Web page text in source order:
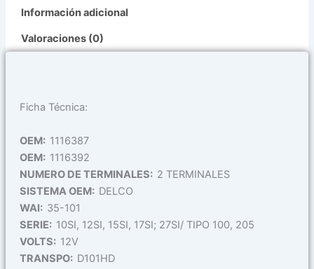
Información adicional
Valoraciones (0)
Ficha Técnica:
OEM: 1116387
OEM: 1116392
NUMERO DE TERMINALES: 2 TERMINALES
SISTEMA OEM: DELCO
WAI: 35-101
SERIE: 10SI, 12SI, 15SI, 17SI; 27SI/ TIPO 100, 205
VOLTS: 12V
TRANSPO: D101HD